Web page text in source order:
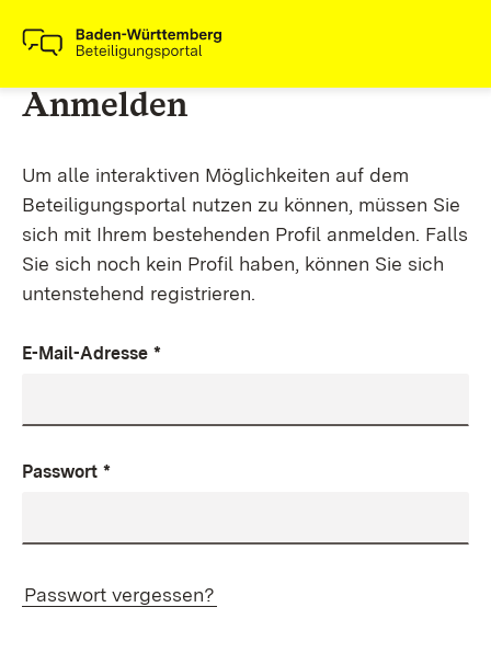
Anmelden
Um alle interaktiven Möglichkeiten auf dem
Beteiligungsportal nutzen zu können, müssen Sie
sich mit Ihrem bestehenden Profil anmelden. Falls
Sie sich noch kein Profil haben, können Sie sich
untenstehend registrieren.
E-Mail-Adresse *
Passwort *
Passwort vergessen?